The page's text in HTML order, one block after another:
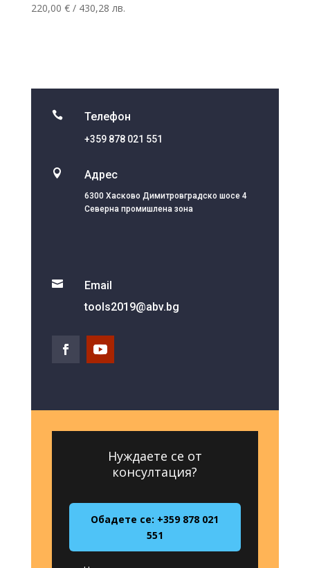
220,00 €/ 430,28 лв.
 Телефон
+359 878 021 551
 Адрес
6300 Хасково Димитровградско шосе 4
Северна промишлена зона

Email
tools2019@abv.bg
Нуждаете се от
консултация?
Обадете се: +359 878 021
551